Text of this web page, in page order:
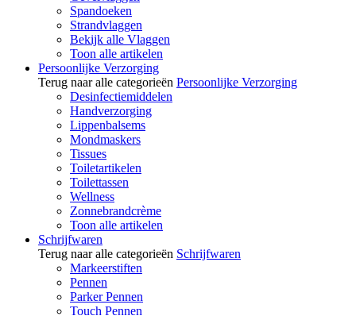
Spandoeken
Strandvlaggen
Bekijk alle Vlaggen
Toon alle artikelen
Persoonlijke Verzorging
Terug naar alle categorieën Persoonlijke Verzorging
Desinfectiemiddelen
Handverzorging
Lippenbalsems
Mondmaskers
Tissues
Toiletartikelen
Toilettassen
Wellness
Zonnebrandcrème
Toon alle artikelen
Schrijfwaren
Terug naar alle categorieën Schrijfwaren
Markeerstiften
Pennen
Parker Pennen
Touch Pennen